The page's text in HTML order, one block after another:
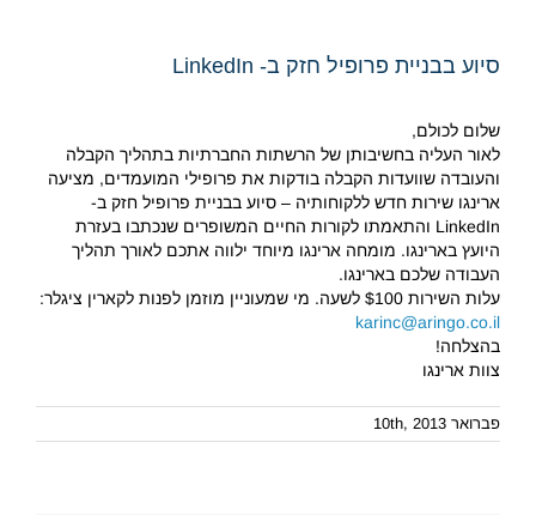
סיוע בבניית פרופיל חזק ב- LinkedIn
שלום לכולם,
לאור העליה בחשיבותן של הרשתות החברתיות בתהליך הקבלה
והעובדה שוועדות הקבלה בודקות את פרופילי המועמדים, מציעה
ארינגו שירות חדש ללקוחותיה – סיוע בבניית פרופיל חזק ב-
LinkedIn והתאמתו לקורות החיים המשופרים שנכתבו בעזרת
היועץ בארינגו. מומחה ארינגו מיוחד ילווה אתכם לאורך תהליך
העבודה שלכם בארינגו.
עלות השירות $100 לשעה. מי שמעוניין מוזמן לפנות לקארין ציגלר:
karinc@aringo.co.il
בהצלחה!
צוות ארינגו
פברואר 10th, 2013